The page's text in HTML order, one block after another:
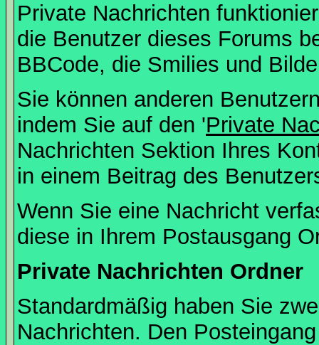
Private Nachrichten
die Benutzer dieses Forums
BBCode, die Smilies und
Sie können anderen
indem Sie auf den 'Private
Nachrichten Sektion Ihres
in einem Beitrag des
Wenn Sie eine Nachricht
diese in Ihrem Postausgang
Private Nachrichten Ordner
Standardmäßig haben Sie
Nachrichten. Den